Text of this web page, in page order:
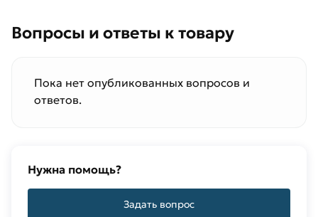
Вопросы и ответы к товару
Пока нет опубликованных вопросов и
ответов.
Нужна помощь?
Задать вопрос